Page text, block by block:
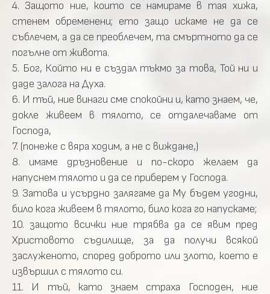
4. Защото ние, които се намираме в тая хижа,
стенем обременени; ето защо искаме не да се
съблечем, а да се преоблечем, та смъртното да се
погълне от живота.
5. Бог, Който ни е създал тъкмо за това, Той ни и
даде залога на Духа.
6. И тъй, ние винаги сме спокойни и, като знаем, че,
докле живеем в тялото, се отдалечаваме от
Господа,
7. (понеже с вяра ходим, а не с виждане,)
8. имаме дръзновение и по-скоро желаем да
напуснем тялото и да се приберем у Господа.
9. Затова и усърдно залягаме да Му бъдем угодни,
било кога живеем в тялото, било кога го напускаме;
10. защото всички ние трябва да се явим пред
Христовото съдилище, за да получи всякой
заслуженото, според доброто или злото, което е
извършил с тялото си.
11. И тъй, като знаем страха Господен, ние